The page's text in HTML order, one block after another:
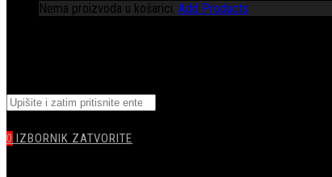
Nema proizvoda u košarici. Add Products
WEBSITE
Pretražite
ovu
web
stranicu
0 IZBORNIK ZATVORITE